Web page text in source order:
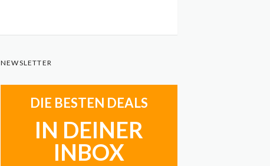
NEWSLETTER
DIE BESTEN DEALS
IN DEINER
INBOX